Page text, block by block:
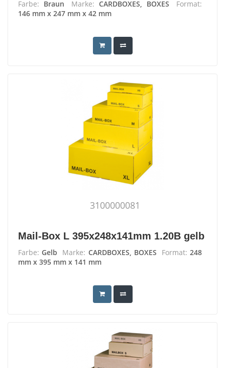
Farbe: Braun Marke: CARDBOXES, BOXES
Format:
146 mm x 247 mm x 42 mm
3100000081
Mail-Box L 395x248x141mm 1.20B gelb
Farbe: Gelb Marke: CARDBOXES, BOXES Format:248
mm x 395 mm x 141 mm